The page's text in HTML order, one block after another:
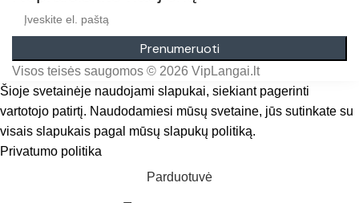
Prenumeruoti
Visos teisės saugomos © 2026 VipLangai.lt
Šioje svetainėje naudojami slapukai, siekiant pagerinti
vartotojo patirtį. Naudodamiesi mūsų svetaine, jūs sutinkate su
visais slapukais pagal mūsų slapukų politiką.
Privatumo politika
Parduotuvė